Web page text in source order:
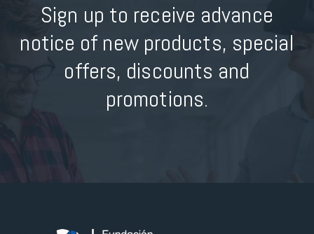
Sign up to receive advance
notice of new products, special
offers, discounts and
promotions.